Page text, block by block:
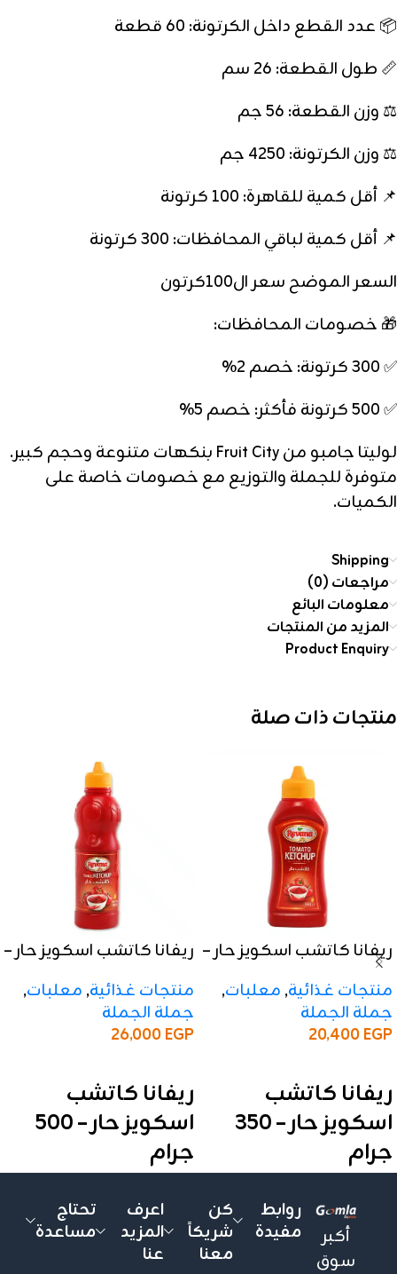
📦 عدد القطع داخل الكرتونة: 60 قطعة
📏 طول القطعة: 26 سم
⚖️ وزن القطعة: 56 جم
⚖️ وزن الكرتونة: 4250 جم
📌 أقل كمية للقاهرة: 100 كرتونة
📌 أقل كمية لباقي المحافظات: 300 كرتونة
السعر الموضح سعر ال100كرتون
🎁 خصومات المحافظات:
✅ 300 كرتونة: خصم 2%
✅ 500 كرتونة فأكثر: خصم 5%
لوليتا جامبو من Fruit City بنكهات متنوعة وحجم كبير.
متوفرة للجملة والتوزيع مع خصومات خاصة على
الكميات.
Shipping
مراجعات (0)
معلومات البائع
المزيد من المنتجات
Product Enquiry
منتجات ذات صلة
ريفانا كاتشب اسكويز حار –
350 جرام
منتجات غذائية, معلبات,
جملة الجملة
20,400EGP
ريفانا كاتشب
اسكويز حار – 350
جرام
350 جرام
حار
التعبئة:الكرتونة تحتوي على
ريفانا كاتشب اسكويز حار –
منتجات غذائية, معلبات,
جملة الجملة
26,000EGP
ريفانا كاتشب
اسكويز حار – 500
جرام
الوزن:
الأنواع:حار
أكبر
سوق
روابط
مفيدة
كن
شريكاً
معنا
اعرف
المزيد
عنا
تحتاج
مساعدة